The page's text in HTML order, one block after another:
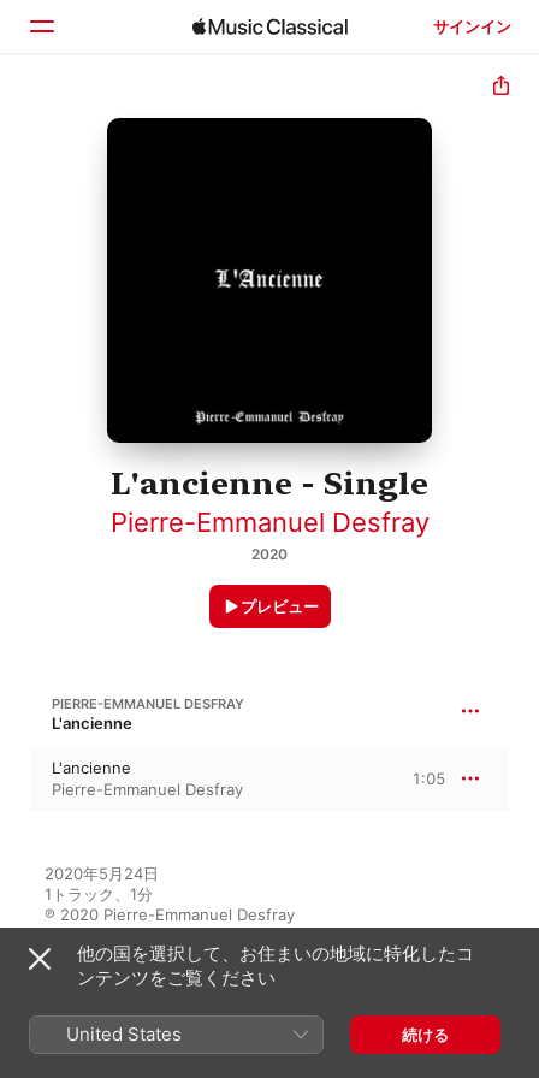
サインイン
ホーム
L'ancienne - Single
Pierre-Emmanuel Desfray
2020
プレビュー
PIERRE-EMMANUEL DESFRAY
L'ancienne
L'ancienne
Pierre-Emmanuel Desfray
1:05
2020年5月24日
1トラック、1分
℗ 2020 Pierre-Emmanuel Desfray
レコードレーベル
PHS Records
他の国を選択して、お住まいの地域に特化したコ
ンテンツをご覧ください
United States 続ける